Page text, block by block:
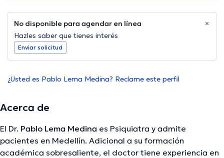
No disponible para agendar en línea
Hazles saber que tienes interés
Enviar solicitud
¿Usted es Pablo Lema Medina? Reclame este perfil
Acerca de
El Dr. Pablo Lema Medina es Psiquiatra y admite
pacientes en Medellín. Adicional a su formación
académica sobresaliente, el doctor tiene experiencia en